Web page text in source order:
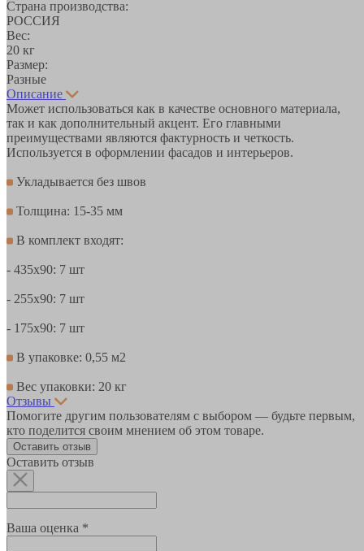
Страна производства:
РОССИЯ
Вес:
20 кг
Размер:
Разные
Описание
Может использоваться как в качестве основного материала,
так и как дополнительный акцент. Его главными
преимуществами являются фактурность и четкость.
Используется в оформлении фасадов и интерьеров.
Укладывается без швов
Толщина: 15-35 мм
В комплект входят:
- 435х90: 7 шт
- 255х90: 7 шт
- 175х90: 7 шт
В упаковке: 0,55 м2
Вес упаковки: 20 кг
Отзывы
Помогите другим пользователям с выбором — будьте первым,
кто поделится своим мнением об этом товаре.
Оставить отзыв
Оставить отзыв
Ваша оценка *